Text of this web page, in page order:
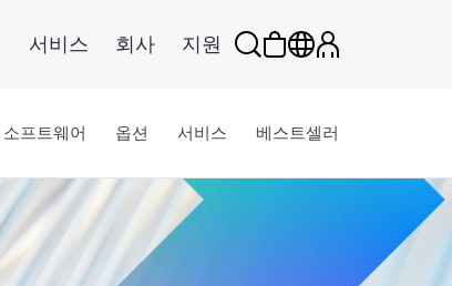
서비스 회사 지원
소프트웨어 옵션 서비스 베스트셀러